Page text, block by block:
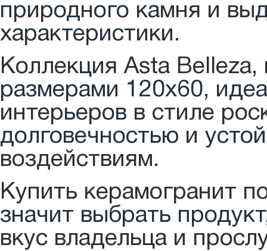
природного камня и
характеристики.
Коллекция Asta
размерами 120x60,
интерьеров в стиле
долговечностью и
воздействиям.
Купить керамогранит
значит выбрать
вкус владельца и